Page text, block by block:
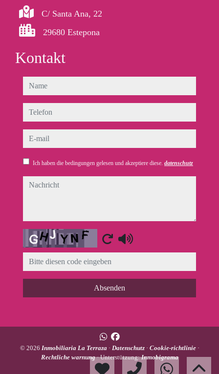
C/ Santa Ana, 22
29680 Estepona
Kontakt
name
telefon
e-mail
Ich haben die bedingungen gelesen und akzeptiere diese. datenschutz
nachricht
Captcha
Absenden
© 2026 Inmobiliaria La Terraza · Datenschutz · Cookie-richtlinie ·
Rechtliche warnung· Unterstützung:Inmobigrama